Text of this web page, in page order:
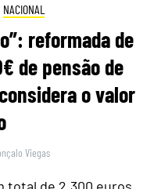
NACIONAL
reformada de
de pensão de
o valor
Viegas